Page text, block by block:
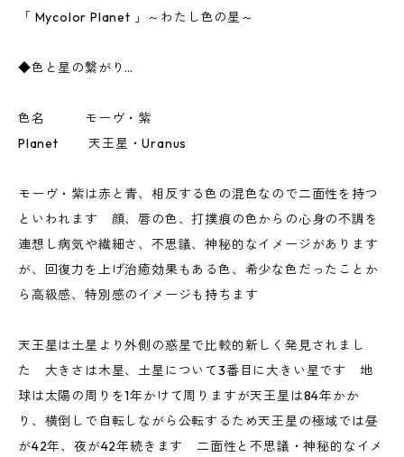
「 Mycolor Planet 」～わたし色の星～
◆色と星の繋がり…
色名 モーヴ・紫
Planet 天王星・Uranus
モーヴ・紫は赤と青、相反する色の混色なので二面性を持つ
といわれます 顔、唇の色、打撲痕の色からの心身の不調を
連想し病気や繊細さ、不思議、神秘的なイメージがあります
が、回復力を上げ治癒効果もある色、希少な色だったことか
ら高級感、特別感のイメージも持ちます
天王星は土星より外側の惑星で比較的新しく発見されまし
た 大きさは木星、土星について3番目に大きい星です 地
球は太陽の周りを1年かけて周りますが天王星は84年かか
り、横倒しで自転しながら公転するため天王星の極域では昼
が42年、夜が42年続きます 二面性と不思議・神秘的なイメ